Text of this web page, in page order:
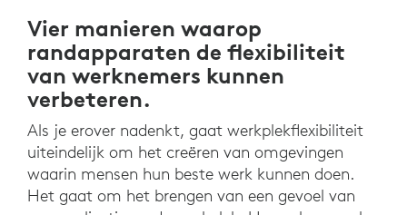
Vier manieren waarop
randapparaten de flexibiliteit
van werknemers kunnen
verbeteren.
Als je erover nadenkt, gaat werkplekflexibiliteit
uiteindelijk om het creëren van omgevingen
waarin mensen hun beste werk kunnen doen.
Het gaat om het brengen van een gevoel van